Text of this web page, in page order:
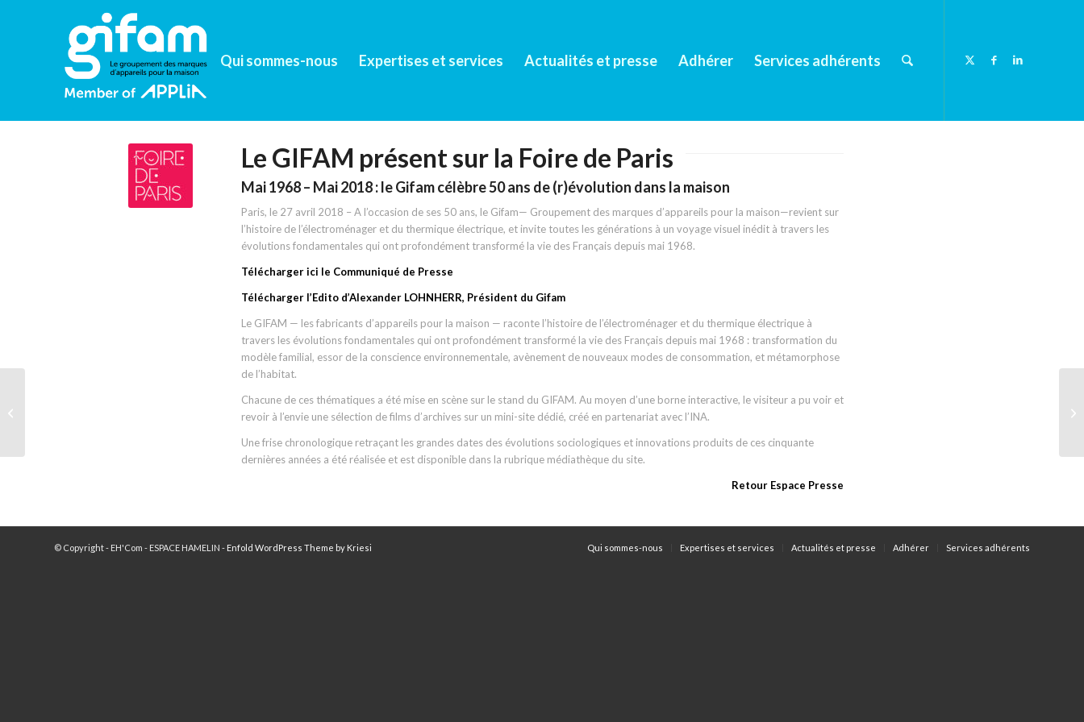
Qui sommes-nous Expertises et services Actualités et presse Adhérer Services adhérents
Le GIFAM présent sur la Foire de Paris
Mai 1968 – Mai 2018 : le Gifam célèbre 50 ans de (r)évolution dans la maison
Paris, le 27 avril 2018 – A l’occasion de ses 50 ans, le Gifam— Groupement des marques d’appareils pour la maison—revient sur
l’histoire de l’électroménager et du thermique électrique, et invite toutes les générations à un voyage visuel inédit à travers les
évolutions fondamentales qui ont profondément transformé la vie des Français depuis mai 1968.
Télécharger ici le Communiqué de Presse
Télécharger l’Edito d’Alexander LOHNHERR, Président du Gifam
Le GIFAM — les fabricants d’appareils pour la maison — raconte l’histoire de l’électroménager et du thermique électrique à
travers les évolutions fondamentales qui ont profondément transformé la vie des Français depuis mai 1968 : transformation du
modèle familial, essor de la conscience environnementale, avènement de nouveaux modes de consommation, et métamorphose
de l’habitat.
Chacune de ces thématiques a été mise en scène sur le stand du GIFAM. Au moyen d’une borne interactive, le visiteur a pu voir et
revoir à l’envie une sélection de films d’archives sur un mini-site dédié, créé en partenariat avec l’INA.
Une frise chronologique retraçant les grandes dates des évolutions sociologiques et innovations produits de ces cinquante
dernières années a été réalisée et est disponible dans la rubrique médiathèque du site.
Retour Espace Presse
© Copyright - EH'Com - ESPACE HAMELIN - Enfold WordPress Theme by Kriesi Qui sommes-nous Expertises et services Actualités et presse Adhérer Services adhérents